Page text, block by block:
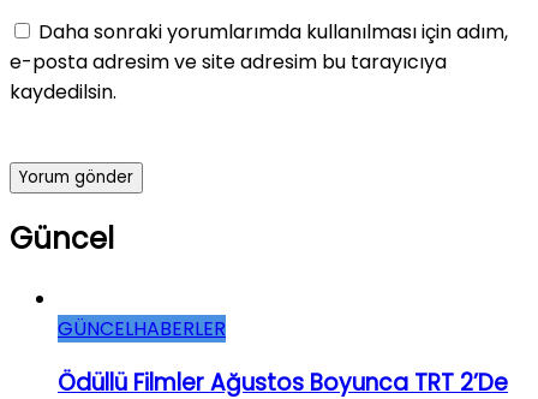
Daha sonraki yorumlarımda kullanılması için adım,
e-posta adresim ve site adresim bu tarayıcıya
kaydedilsin.
Güncel
GÜNCELHABERLER
Ödüllü Filmler Ağustos Boyunca TRT 2’de